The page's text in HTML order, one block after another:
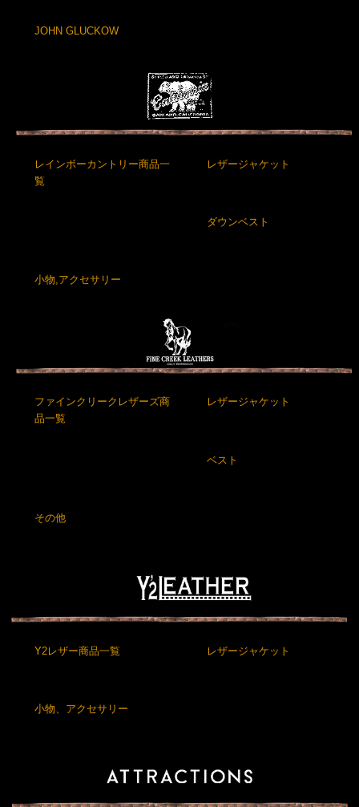
JOHN GLUCKOW
レインボーカントリー商品一
覧
レザージャケット
ダウンベスト
小物,アクセサリー
ファインクリークレザーズ商
品一覧
レザージャケット
ベスト
その他
Y2レザー商品一覧 レザージャケット
小物、アクセサリー